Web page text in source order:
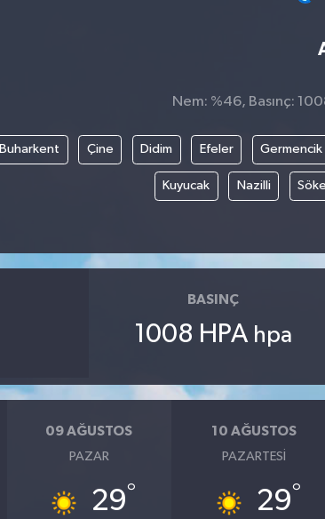
Nem: %46, Basınç:
Buharkent Çine Didim Efeler Germencik
Kuyucak Nazilli Söke
BASINÇ
1008 HPA hpa
09 AĞUSTOS
PAZAR
29°
10 AĞUSTOS
PAZARTESI
29°